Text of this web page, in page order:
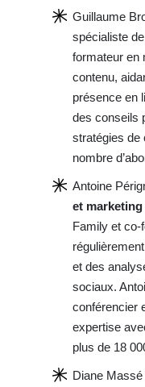
Guillaume
spécialiste
formateur en
contenu,
présence en
des conseils
stratégies de
nombre
Antoine
et
Family et co-
et des
sociaux.
conférencier
expertise
plus de 18
Diane